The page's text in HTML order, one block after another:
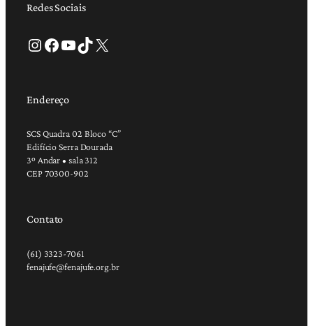
Redes Sociais
Instagram Facebook Youtube TikTok X
Endereço
SCS Quadra 02 Bloco “C”
Edifício Serra Dourada
3º Andar • sala 312
CEP 70300-902
Contato
(61) 3323-7061
fenajufe@fenajufe.org.br